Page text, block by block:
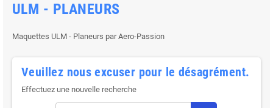
ULM - PLANEURS
Maquettes ULM - Planeurs par Aero-Passion
Veuillez nous excuser pour le désagrément.
Effectuez une nouvelle recherche